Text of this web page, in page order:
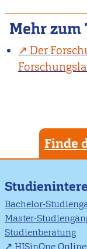
Mehr zum
Der
Finde
Bachelor-
Master-
Studienberatung
HISinOne